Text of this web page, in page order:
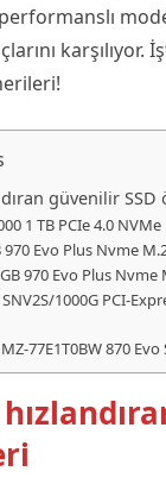
karşılıyor.
güvenilir
1 TB PCIe 4.0 NVMe
Evo Plus Nvme
970 Evo Plus Nvme
1000G PCI-
77E1T0BW 870 Evo